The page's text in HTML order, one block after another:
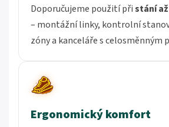
Doporučujeme použití přistání
– montážní linky, kontrolní
zóny a kanceláře s celosměnným
Ergonomický komfort